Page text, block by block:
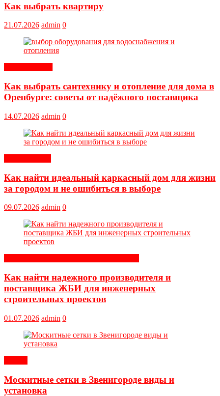
Как выбрать квартиру
21.07.2026 admin 0
Как выбрать сантехнику и отопление для дома в
Оренбурге: советы от надёжного поставщика
14.07.2026 admin 0
Как найти идеальный каркасный дом для жизни
за городом и не ошибиться в выборе
09.07.2026 admin 0
Как найти надежного производителя и
поставщика ЖБИ для инженерных
строительных проектов
01.07.2026 admin 0
Москитные сетки в Звенигороде виды и
установка